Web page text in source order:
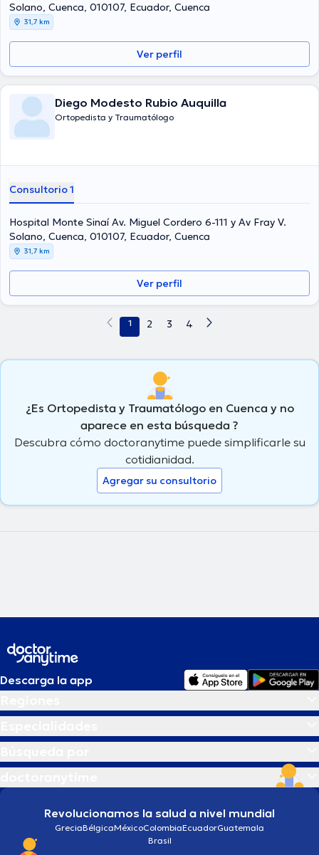
Solano, Cuenca, 010107, Ecuador, Cuenca
31,7 km
Ver perfil
Diego Modesto Rubio Auquilla
Ortopedista y Traumatólogo
Consultorio 1
Hospital Monte Sinaí Av. Miguel Cordero 6-111 y Av Fray V.
Solano, Cuenca, 010107, Ecuador, Cuenca
31,7 km
Ver perfil
1 2 3 4
¿Es Ortopedista y Traumatólogo en Cuenca y no
aparece en esta búsqueda ?
Descubra cómo doctoranytime puede simplificarle su
cotidianidad.
Agregar su consultorio
Descarga la app
Revolucionamos la salud a nivel mundial
GreciaBélgicaMéxicoColombiaEcuadorGuatemala
Brasil